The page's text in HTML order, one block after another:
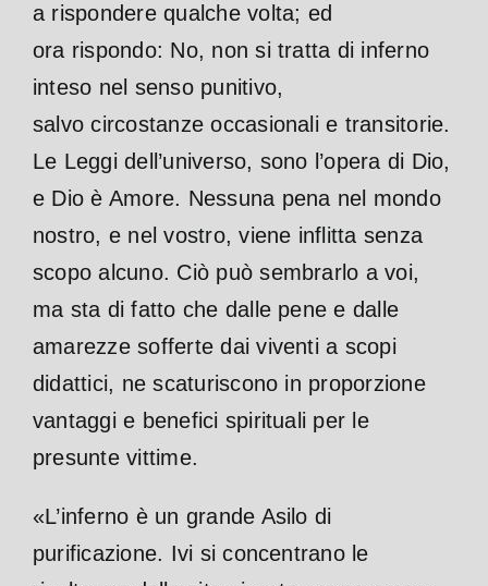
a rispondere qualche volta; ed
ora rispondo: No, non si tratta di inferno
inteso nel senso punitivo,
salvo circostanze occasionali e transitorie.
Le Leggi dell’universo, sono l’opera di Dio,
e Dio è Amore. Nessuna pena nel mondo
nostro, e nel vostro, viene inflitta senza
scopo alcuno. Ciò può sembrarlo a voi,
ma sta di fatto che dalle pene e dalle
amarezze sofferte dai viventi a scopi
didattici, ne scaturiscono in proporzione
vantaggi e benefici spirituali per le
presunte vittime.
«L’inferno è un grande Asilo di
purificazione. Ivi si concentrano le